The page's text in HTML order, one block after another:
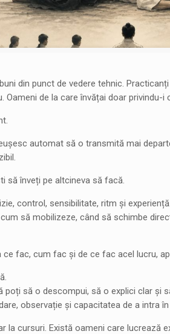
din punct de vedere tehnic.
de la care învățai doar privindu-i
automat să o transmită mai
să înveți pe altcineva să facă.
control, sensibilitate, ritm și
să mobilizeze, când să schimbe
fac, cum fac și de ce fac acel lucru,
poți să o descompui, să o explici clar și
observație și capacitatea de a intra
la cursuri. Există oameni care lucrează